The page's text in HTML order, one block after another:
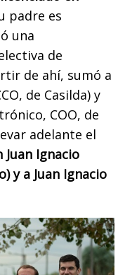
padre es
una
de
de ahí, sumó a
de Casilda) y
COO, de
adelante el
Juan Ignacio
y a Juan Ignacio